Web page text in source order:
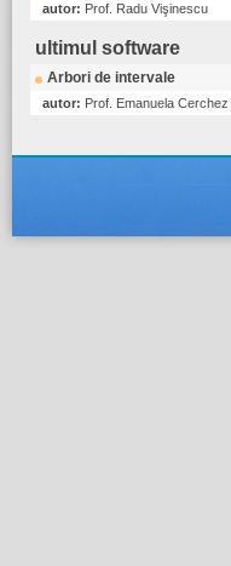
autor: Prof. Radu Vişinescu
ultimul software
Arbori de intervale
autor: Prof. Emanuela Cerchez